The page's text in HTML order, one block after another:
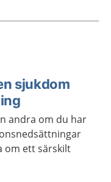
sjukdom
andra om du har
om ett särskilt